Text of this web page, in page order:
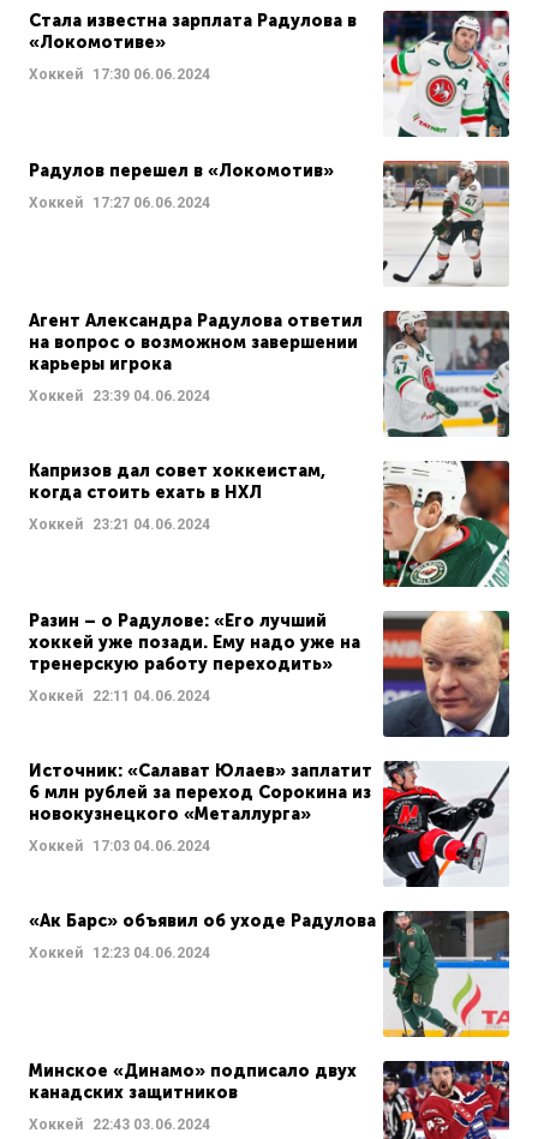
Стала известна зарплата Радулова в
«Локомотиве»
Хоккей 17:30 06.06.2024
Радулов перешел в «Локомотив»
Хоккей 17:27 06.06.2024
Агент Александра Радулова ответил
на вопрос о возможном завершении
карьеры игрока
Хоккей 23:39 04.06.2024
Капризов дал совет хоккеистам,
когда стоить ехать в НХЛ
Хоккей 23:21 04.06.2024
Разин – о Радулове: «Его лучший
хоккей уже позади. Ему надо уже на
тренерскую работу переходить»
Хоккей 22:11 04.06.2024
Источник: «Салават Юлаев» заплатит
6 млн рублей за переход Сорокина из
новокузнецкого «Металлурга»
Хоккей 17:03 04.06.2024
«Ак Барс» объявил об уходе Радулова
Хоккей 12:23 04.06.2024
Минское «Динамо» подписало двух
канадских защитников
Хоккей 22:43 03.06.2024